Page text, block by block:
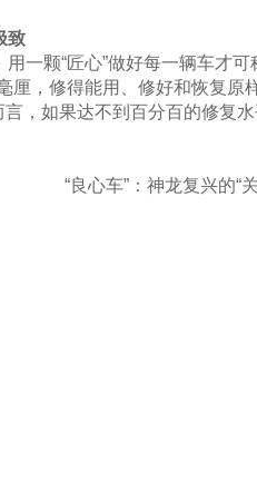
致
一颗“匠心”做好每一辆车才可
厘，修得能用、修好和恢复原
言，如果达不到百分百的修复